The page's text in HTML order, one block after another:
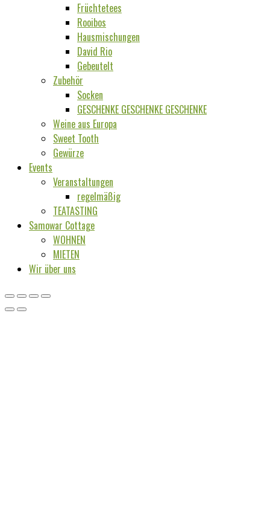
Früchtetees
Rooibos
Hausmischungen
David Rio
Gebeutelt
Zubehör
Socken
GESCHENKE GESCHENKE GESCHENKE
Weine aus Europa
Sweet Tooth
Gewürze
Events
Veranstaltungen
regelmäßig
TEATASTING
Samowar Cottage
WOHNEN
MIETEN
Wir über uns